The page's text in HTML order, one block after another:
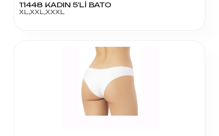
11448 KADIN 5'Lİ BATO
XL,XXL,XXXL